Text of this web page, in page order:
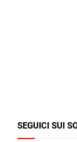
SEGUICI SUI